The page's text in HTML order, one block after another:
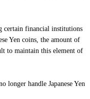
certain financial institutions
Yen coins, the amount of
to maintain this element of
longer handle Japanese Yen